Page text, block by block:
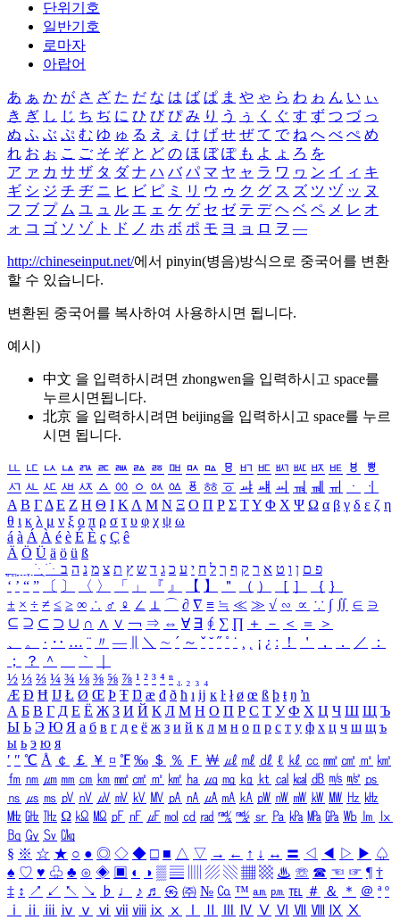
단위기호
일반기호
로마자
아랍어
あ ぁ か が さ ざ た だ な は ば ぱ ま や ゃ ら わ ゎ ん い ぃ
き ぎ し じ ち ぢ に ひ び ぴ み り う ぅ く ぐ す ず つ づ っ
ぬ ふ ぶ ぷ む ゆ ゅ る え ぇ け げ せ ぜ て で ね へ べ ぺ め
れ お ぉ こ ご そ ぞ と ど の ほ ぼ ぽ も よ ょ ろ を
ア ァ カ サ ザ タ ダ ナ ハ バ パ マ ヤ ャ ラ ワ ヮ ン イ ィ キ
ギ シ ジ チ ヂ ニ ヒ ビ ピ ミ リ ウ ゥ ク グ ス ズ ツ ヅ ッ ヌ
フ ブ プ ム ユ ュ ル エ ェ ケ ゲ セ ゼ テ デ ヘ ベ ペ メ レ オ
ォ コ ゴ ソ ゾ ト ド ノ ホ ボ ポ モ ヨ ョ ロ ヲ ―
http://chineseinput.net/에서 pinyin(병음)방식으로 중국어를 변환
할 수 있습니다.
변환된 중국어를 복사하여 사용하시면 됩니다.
예시)
中文 을 입력하시려면 zhongwen을 입력하시고 space를
누르시면됩니다.
北京 을 입력하시려면 beijing을 입력하시고 space를 누르
시면 됩니다.
ㅥ ㅦ ㅧ ㅨ ㅩ ㅪ ㅫ ㅬ ㅭ ㅮ ㅯ ㅰ ㅱ ㅲ ㅳ ㅴ ㅵ ㅶ ㅷ ㅸ
ㅹ
ㅺ ㅻ ㅼ ㅽ ㅾ ㅿ ㆀ ㆁ ㆂ ㆃ ㆄ ㆅ ㆆ ㆇ ㆈ ㆉ ㆊ ㆋ ㆌ ㆍ
ㆎ
Α Β ΓΔ Ε Ζ Η Θ Ι ΚΛ Μ Ν Ξ Ο Π Ρ Σ ΤΥ Φ Χ Ψ Ω α β γ δ ε ζ η
θ ι κ λ μ ν ξ ο π ρ σ τ υ φ χ ψ ω
á à Á À é è É È ç Ç ê
Ä Ö Ü ä ö ü ß
ִֶֹ ֻּ ׁׂ פ ם ן ו ט א ר ק ף ך ל ח י ע כ ג ד ש ץ ת צ מ נ ה ב
‘ ’ “ ” 〔 〕 〈 〉 「 」 『 』 【 】 ＂ （ ） ［ ］ ｛ ｝
± × ÷ ≠ ≤ ≥ ∞ ∴ ♂ ♀ ∠ ⊥ ⌒ ∂ ∇ ≡ ≒ ≪ ≫ √ ∽ ∝ ∵ ∫ ∬ ∈ ∋
⊆ ⊇ ⊂ ⊃ ∪ ∩ ∧ ∨ ￢ ⇒ ⇔ ∀ ∃ ∮ ∑ ∏ ＋ － ＜ ＝
＞
、
。 · ‥ … ¨ 〃 ― ＼ ∼ ´ ～ ˇ ˘ ˝ ˚ ˙ ¸ ¡ ¿ ː ！ ＇ ， ． ／
：
；
？ ＾ ｀
½ ⅓ ⅔ ¼ ¾ ⅛ ⅜ ⅝ ⅞ ¹ ² ³ ⁴ ⁿ ₁ ₂ ₃ ₄
Æ Ð Ħ Ĳ Ł Ø Œ Þ Ŧ Ŋ æ đ ð ħ ı ĳ ĸ ŀ ł ø œ ß þ ŧ ŋ ŉ
А Б В Г Д Е Ё Ж З И Й К Л М Н О П Р С Т У Ф Х Ц Ч Ш Щ Ъ
Ы Ь Э Ю Я а б в г д е ё ж з и й к л м н о п р с т у ф х ц ч ш щ ъ
ы ь э ю я
′ ″ ℃ Å ￠ ￡ ￥ ¤ ℉ ‰ ＄ ％ Ｆ ￦ ㎕ ㎖ ㎗ ℓ ㎘ ㏄ ㎣ ㎤ ㎥ ㎦
㎙ ㎚ ㎛ ㎜ ㎝ ㎞ ㎟ ㎠ ㎡ ㎢ ㏊ ㎍ ㎎ ㎏ ㏏ ㎈ ㎉ ㏈ ㎧ ㎨ ㎰
㎱ ㎲ ㎳ ㎴ ㎵ ㎶ ㎷ ㎸ ㎹ ㎀ ㎁ ㎂ ㎃ ㎄ ㎺ ㎻ ㎽ ㎾ ㎿ ㎐ ㎑
㎒ ㎓ ㎔ Ω ㏀ ㏁ ㎊ ㎋ ㎌ ㏖ ㏅ ㎭ ㎮ ㎯ ㏛ ㎩ ㎪ ㎫ ㎬ ㏝ ㏐
㏓
㏃ ㏉ ㏜ ㏆
§ ※ ☆ ★ ○ ● ◎ ◇ ◆ □ ■ △ ▽ → ← ↑ ↓ ↔ 〓 ◁ ◀ ▷ ▶ ♤
♠ ♡ ♥ ♧ ♣ ⊙ ◈ ▣ ◐ ◑ ▒ ▤ ▨ ▧ ▦ ▩ ♨ ☏ ☎ ☜ ☞ ¶ †
‡ ↕ ↗ ↙ ↖ ↘ ♭ ♩ ♪ ♬ ㉿ ㈜ № ㏇ ™ ㏂ ㏘ ℡ ＃ ＆ ＊ ＠ ª º
ⅰ
ⅱ ⅲ ⅳ ⅴ ⅵ ⅶ ⅷ ⅸ ⅹ Ⅳ Ⅴ Ⅵ Ⅶ Ⅷ Ⅸ Ⅹ